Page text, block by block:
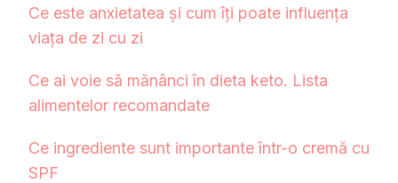
Ce este anxietatea și cum îți poate influența
viața de zi cu zi
Ce ai voie să mănânci în dieta keto. Lista
alimentelor recomandate
Ce ingrediente sunt importante într-o cremă cu
SPF